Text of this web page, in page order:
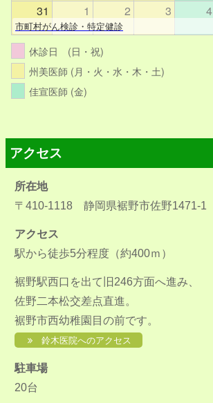
31 1 2 3 4
市町村がん検診・特定健診
休診日 (日・祝)
州美医師 (月・火・水・木・土)
佳宣医師 (金)
アクセス
所在地
〒410-1118 静岡県裾野市佐野1471-1
アクセス
駅から徒歩5分程度（約400ｍ）
裾野駅西口を出て旧246方面へ進み、
佐野二本松交差点直進。
裾野市西幼稚園目の前です。
鈴木医院へのアクセス
駐車場
20台